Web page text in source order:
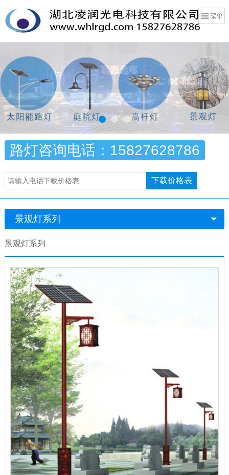
路灯咨询电话：15827628786
下载价格表
景观灯系列
景观灯系列